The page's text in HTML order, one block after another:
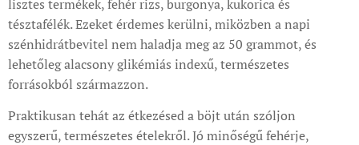
lisztes termékek, fehér rizs, burgonya, kukorica és
tésztafélék. Ezeket érdemes kerülni, miközben a napi
szénhidrátbevitel nem haladja meg az 50 grammot, és
lehetőleg alacsony glikémiás indexű, természetes
forrásokból származzon.
Praktikusan tehát az étkezésed a böjt után szóljon
egyszerű, természetes ételekről. Jó minőségű fehérje,